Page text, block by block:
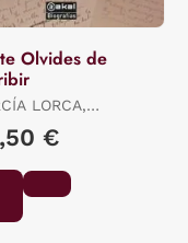
Olvides de
LORCA,
€